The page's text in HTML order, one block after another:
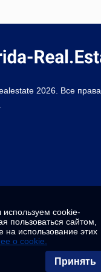
2026. Все права
cookie-
пользоваться сайтом,
на использование этих
о cookie.
Принять